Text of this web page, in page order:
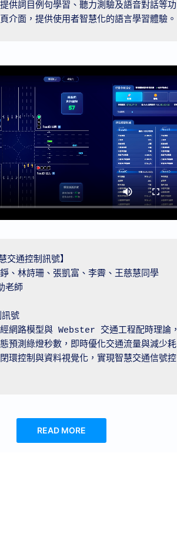
供詞目例句學習、聽力測驗及語音對話等功
介面，提供使用者智慧化的語言學習體驗。
交通控制訊號】
、林詩珊、張凱富、李霽、王慈慧同學
老師
號
網路模型與 Webster 交通工程配時理論，
預測綠燈秒數，即時優化交通流量與減少耗
環控制與資料視覺化，實現智慧交通信號控
READ MORE